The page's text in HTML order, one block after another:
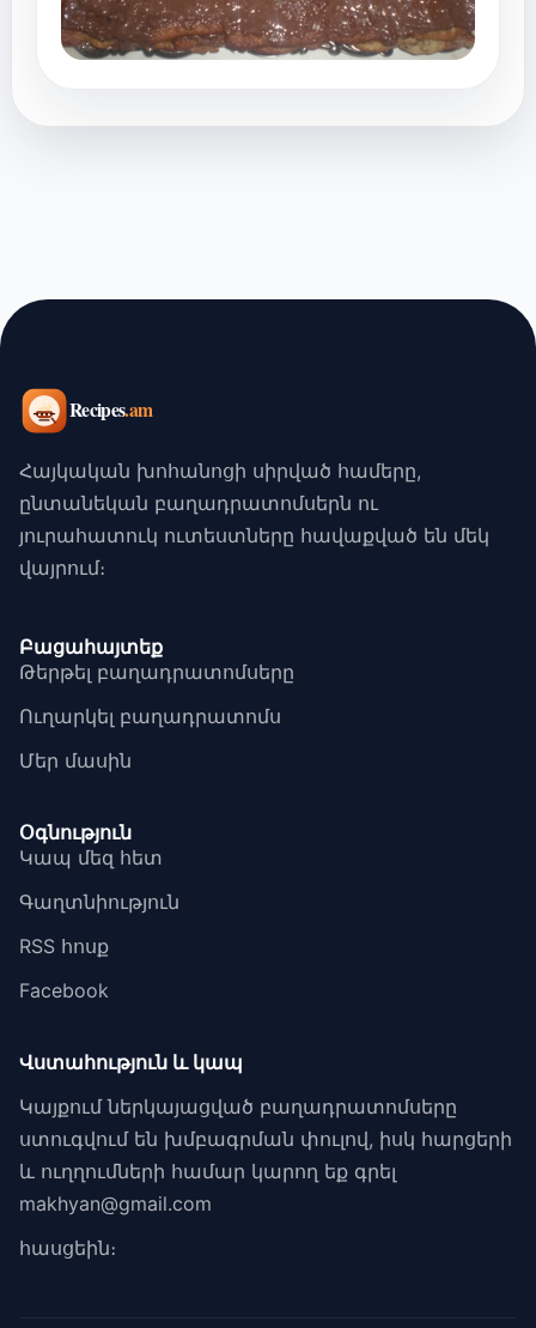
Հայկական խոհանոցի սիրված համերը,
ընտանեկան բաղադրատոմսերն ու
յուրահատուկ ուտեստները հավաքված են մեկ
վայրում։
Բացահայտեք
Թերթել բաղադրատոմսերը
Ուղարկել բաղադրատոմս
Մեր մասին
Օգնություն
Կապ մեզ հետ
Գաղտնիություն
RSS հոսք
Facebook
Վստահություն և կապ
Կայքում ներկայացված բաղադրատոմսերը
ստուգվում են խմբագրման փուլով, իսկ հարցերի
և ուղղումների համար կարող եք գրել
makhyan@gmail.com
հասցեին։